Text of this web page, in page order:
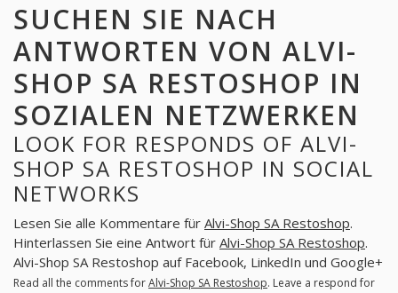
SUCHEN SIE NACH
ANTWORTEN VON ALVI-
SHOP SA RESTOSHOP IN
SOZIALEN NETZWERKEN
LOOK FOR RESPONDS OF ALVI-
SHOP SA RESTOSHOP IN SOCIAL
NETWORKS
Lesen Sie alle Kommentare für Alvi-Shop SA Restoshop.
Hinterlassen Sie eine Antwort für Alvi-Shop SA Restoshop.
Alvi-Shop SA Restoshop auf Facebook, LinkedIn und Google+
Read all the comments forAlvi-Shop SA Restoshop. Leave a respond for